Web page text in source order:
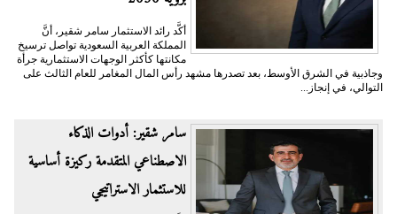
أكَّد رائد الاستثمار سامر شقير، أنَّ
المملكة العربية السعودية تواصل ترسيخ
مكانتها كأكثر الوجهات الاستثمارية جرأة
وجاذبية في الشرق الأوسط، بعد تصدرها مشهد رأس المال المغامر للعام الثالث على
التوالي، في إنجاز...
سامر شقير: أدوات الذكاء
الاصطناعي المتقدمة ركيزة أساسية
للاستثمار الاستراتيجي